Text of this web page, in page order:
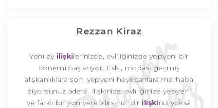
Rezzan Kiraz
Yeni ay ilişkilerinizde, evliliğinizde yepyeni bir
dönemi başlatıyor. Eski, modası geçmiş
alışkanlıklara son, yepyeni heyecanlara merhaba
diyorsunuz adeta. İlişkinize, evliliğinize yepyeni
ve farklı bir yön verebilirsiniz. Bir ilişkiniz yoksa